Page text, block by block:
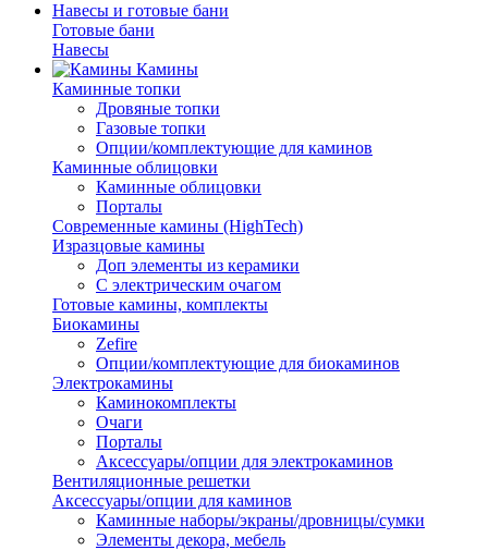
Навесы и готовые бани
Готовые бани
Навесы
Камины
Каминные топки
Дровяные топки
Газовые топки
Опции/комплектующие для каминов
Каминные облицовки
Каминные облицовки
Порталы
Современные камины (HighTech)
Изразцовые камины
Доп элементы из керамики
С электрическим очагом
Готовые камины, комплекты
Биокамины
Zefire
Опции/комплектующие для биокаминов
Электрокамины
Каминокомплекты
Очаги
Порталы
Аксессуары/опции для электрокаминов
Вентиляционные решетки
Аксессуары/опции для каминов
Каминные наборы/экраны/дровницы/сумки
Элементы декора, мебель